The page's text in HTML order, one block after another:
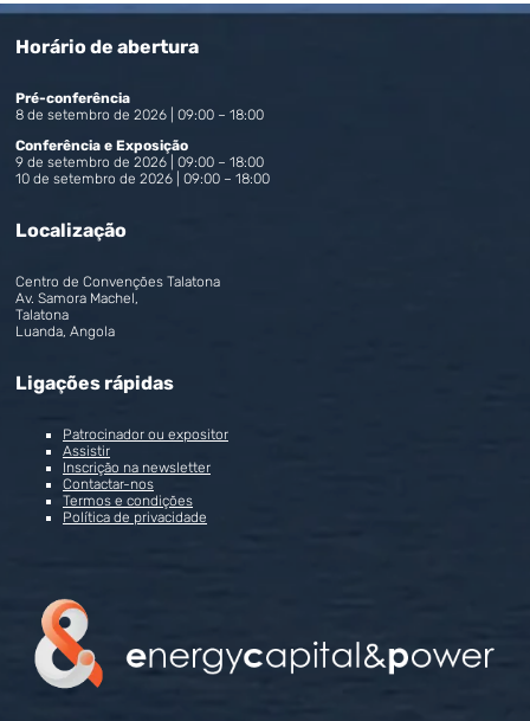
Horário de abertura
Pré-conferência
8 de setembro de 2026 | 09:00 – 18:00
Conferência e Exposição
9 de setembro de 2026 | 09:00 – 18:00
10 de setembro de 2026 | 09:00 – 18:00
Localização
Centro de Convenções Talatona
Av. Samora Machel,
Talatona
Luanda, Angola
Ligações rápidas
Patrocinador ou expositor
Assistir
Inscrição na newsletter
Contactar-nos
Termos e condições
Política de privacidade